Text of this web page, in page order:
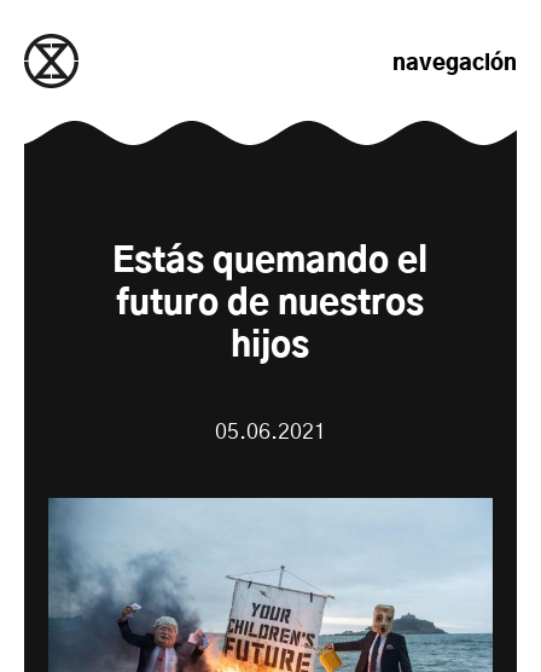
navegación
Estás quemando el
futuro de nuestros
hijos
05.06.2021